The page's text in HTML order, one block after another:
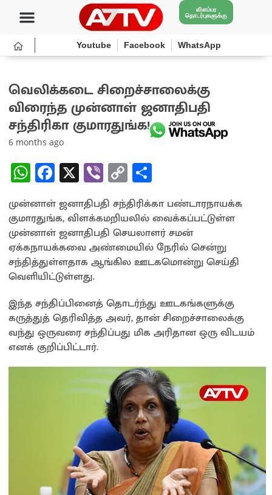
விளம்பர
தொடர்புகளுக்கு
Youtube Facebook WhatsApp
வெலிக்கடை சிறைச்சாலைக்கு
விரைந்த முன்னாள் ஜனாதிபதி
சந்திரிகா குமாரதுங்க!
6 months ago
W
h
at
sA
p
p
Fa
ce
b
o
o
k
X Vi
b
er
C
o
py
Li
n
k
ar
e
முன்னாள் ஜனாதிபதி சந்திரிக்கா பண்டாரநாயக்க
குமாரதுங்க, விளக்கமறியலில் வைக்கப்பட்டுள்ள
முன்னாள் ஜனாதிபதி செயலாளர் சமன்
ஏக்கநாயக்கவை அண்மையில் நேரில் சென்று
சந்தித்துள்ளதாக ஆங்கில ஊடகமொன்று செய்தி
வெளியிட்டுள்ளது.
இந்த சந்திப்பினைத் தொடர்ந்து ஊடகங்களுக்கு
கருத்துத் தெரிவித்த அவர், தான் சிறைச்சாலைக்கு
வந்து ஒருவரை சந்திப்பது மிக அரிதான ஒரு விடயம்
எனக் குறிப்பிட்டார்.